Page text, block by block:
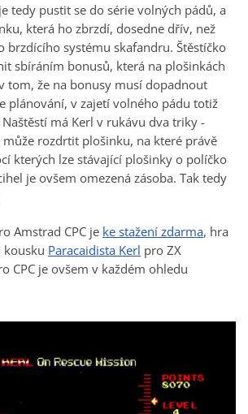
tedy pustit se do série volných pádů, a
která ho zbrzdí, dosedne dřív, než
brzdícího systému skafandru. Štěstíčko
sbíráním bonusů, která na plošinkách
tom, že na bonusy musí dopadnout
plánování, v zajetí volného pádu totiž
má Kerl v rukávu dva triky -
rozdrtit plošinku, na které právě
kterých lze stávající plošinky o políčko
je ovšem omezená zásoba. Tak tedy
Amstrad CPC je ke stažení zdarma, hra
kousku Paracaidista Kerl pro ZX
CPC je ovšem v každém ohledu